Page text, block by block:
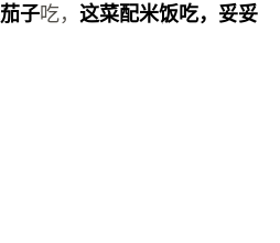
子吃，这菜配米饭吃，妥妥